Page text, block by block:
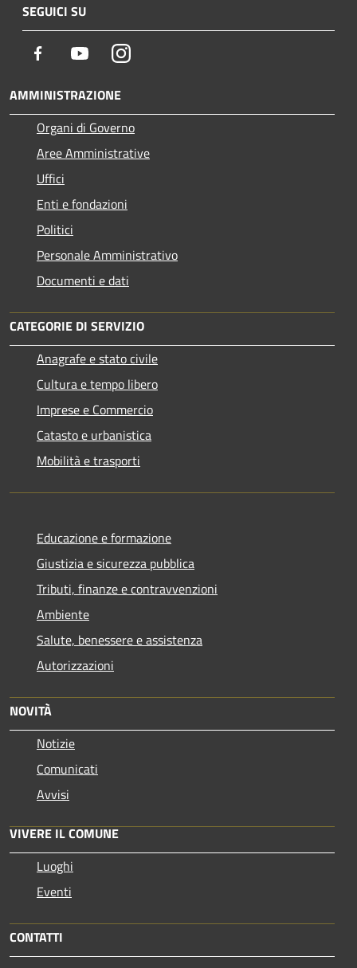
SEGUICI SU
Facebook YoutubeInstagram
AMMINISTRAZIONE
Organi di Governo
Aree Amministrative
Uffici
Enti e fondazioni
Politici
Personale Amministrativo
Documenti e dati
CATEGORIE DI SERVIZIO
Anagrafe e stato civile
Cultura e tempo libero
Imprese e Commercio
Catasto e urbanistica
Mobilità e trasporti
Educazione e formazione
Giustizia e sicurezza pubblica
Tributi, finanze e contravvenzioni
Ambiente
Salute, benessere e assistenza
Autorizzazioni
NOVITÀ
Notizie
Comunicati
Avvisi
VIVERE IL COMUNE
Luoghi
Eventi
CONTATTI